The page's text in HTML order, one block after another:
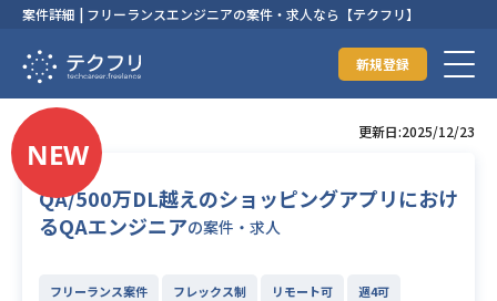
案件詳細 | フリーランスエンジニアの案件・求人なら【テクフリ】
新規登録
更新日:2025/12/23
QA/500万DL越えのショッピングアプリにおけ
るQAエンジニアの案件・求人
フリーランス案件 フレックス制 リモート可 週4可